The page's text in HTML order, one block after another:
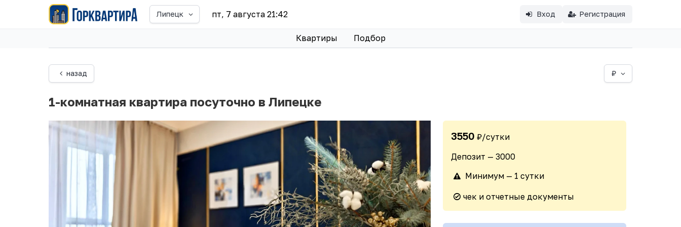
Липецк пт, 7 августа 21:42 Вход Регистрация
Квартиры Подбор
назад ₽
1-комнатная квартира посуточно в Липецке
3550 ₽/сутки
Депозит — 3000
Минимум — 1 сутки
чек и отчетные документы